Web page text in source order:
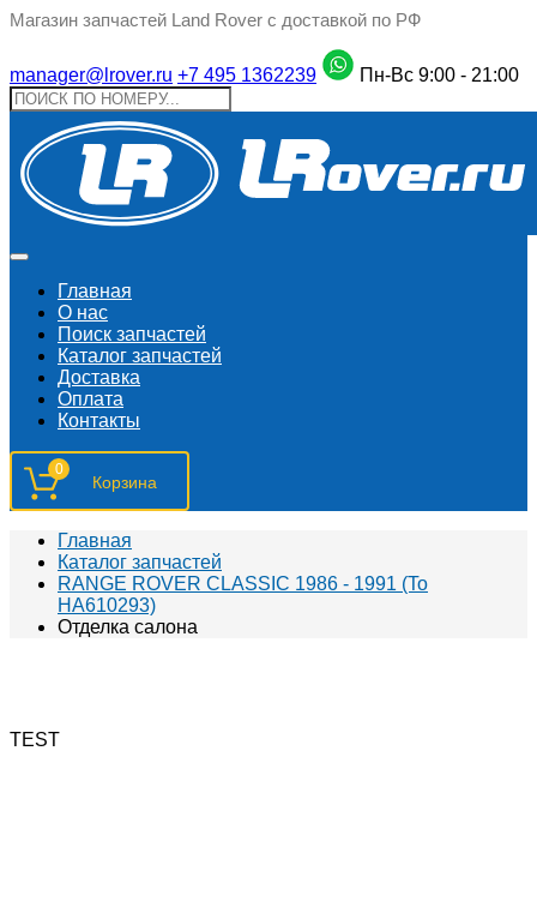
Магазин запчастей Land Rover с доставкой по РФ
manager@lrover.ru +7 495 1362239 Пн-Вс 9:00 - 21:00
Главная
О нас
Поиск запчастeй
Каталог запчастей
Доставка
Оплата
Контакты
0
Главная
Каталог запчастей
RANGE ROVER CLASSIC 1986 - 1991 (To
HA610293)
Отделка салона
TEST